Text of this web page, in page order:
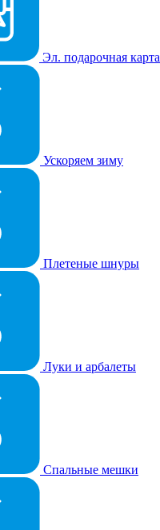
Эл. подарочная карта
Ускоряем зиму
Плетеные шнуры
Луки и арбалеты
Спальные мешки